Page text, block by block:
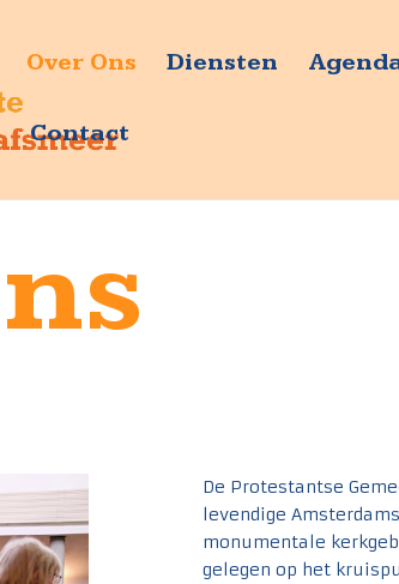
Over Ons Diensten
Contact
De Protestantse
levendige
monumentale
gelegen op het